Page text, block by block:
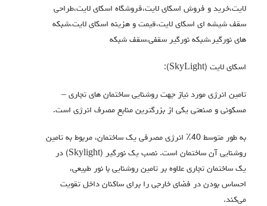
لایت،خرید و فروش اسکای لایت،فروشگاه اسکای لایت،طراحی
سقف شیشه ای اسکای لایت،قیمت و هزینه اسکای لایت،شبکه
های نورگیر،شبکه نورگیر سقفی،سقف شبکه
اسکای لایت (SkyLight):
تامین انرژی مورد نیاز جهت روشنایی ساختمان های تجاری –
مسکونی و صنعتی یکی از بزرگترین منابع مصرف انرژی است.
به طور متوسط 40٪ انرژی مصرفی یک ساختمان، مربوط به تامین
روشنایی آن ساختمان است. نصب یک نورگیر (Skylight) در
یک ساختمان تجاری علاوه بر تامین روشنایی‌ با نور طبیعی‌،
احساس بودن در فضای خارجی‌ را برای ساکنان داخل تقویت
می‌کند.